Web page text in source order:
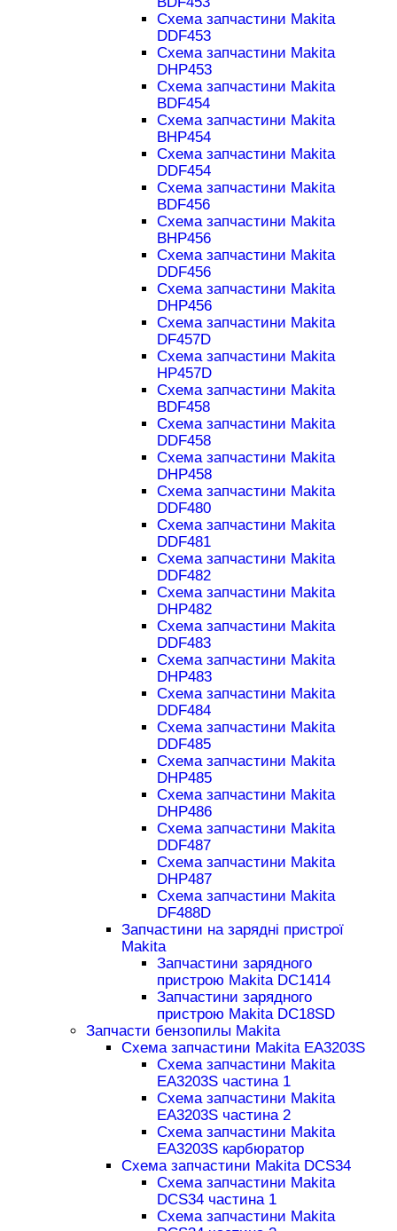
Схема запчастини Makita
DDF453
Схема запчастини Makita
DHP453
Схема запчастини Makita
BDF454
Схема запчастини Makita
BHP454
Схема запчастини Makita
DDF454
Схема запчастини Makita
BDF456
Схема запчастини Makita
BHP456
Схема запчастини Makita
DDF456
Схема запчастини Makita
DHP456
Схема запчастини Makita
DF457D
Схема запчастини Makita
HP457D
Схема запчастини Makita
BDF458
Схема запчастини Makita
DDF458
Схема запчастини Makita
DHP458
Схема запчастини Makita
DDF480
Схема запчастини Makita
DDF481
Схема запчастини Makita
DDF482
Схема запчастини Makita
DHP482
Схема запчастини Makita
DDF483
Схема запчастини Makita
DHP483
Схема запчастини Makita
DDF484
Схема запчастини Makita
DDF485
Схема запчастини Makita
DHP485
Схема запчастини Makita
DHP486
Схема запчастини Makita
DDF487
Схема запчастини Makita
DHP487
Схема запчастини Makita
DF488D
Запчастини на зарядні пристрої
Makita
Запчастини зарядного
пристрою Makita DC1414
Запчастини зарядного
пристрою Makita DC18SD
Запчасти бензопилы Makita
Схема запчастини Makita EA3203S
Схема запчастини Makita
EA3203S частина 1
Схема запчастини Makita
EA3203S частина 2
Схема запчастини Makita
EA3203S карбюратор
Схема запчастини Makita DCS34
Схема запчастини Makita
DCS34 частина 1
Схема запчастини Makita